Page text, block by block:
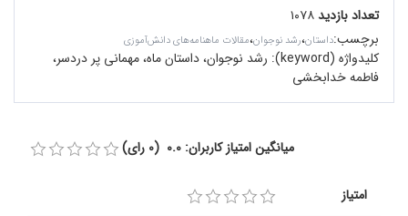
تعداد بازدید۱۰۷۸
برچسب:داستان،رشد نوجوان،مقالات ماهنامه‌های دانش‌آموزی
کلیدواژه (keyword):
رشد نوجوان، داستان ماه، مهمانی پر دردسر،
فاطمه خدابخشی
میانگین امتیاز کاربران: 0.0 (0 رای)
امتیاز